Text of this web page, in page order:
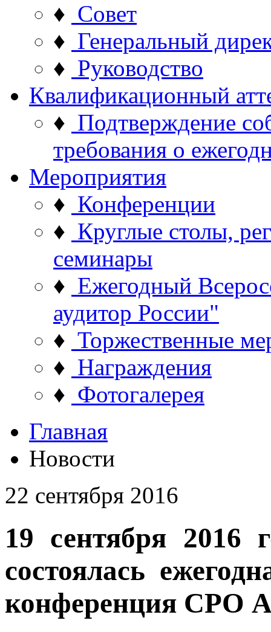
♦ Совет
♦ Генеральный
♦ Руководство
Квалификационный
♦ Подтверждение
требования о
Мероприятия
♦ Конференции
♦ Круглые столы,
семинары
♦ Ежегодный
аудитор России"
♦ Торжественные
♦ Награждения
♦ Фотогалерея
Главная
Новости
22 сентября 2016
19 сентября
состоялась
конференция СРО